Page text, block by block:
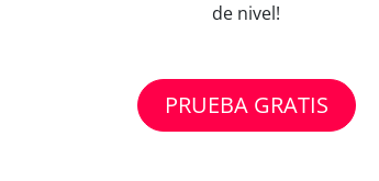
de nivel!
PRUEBA GRATIS